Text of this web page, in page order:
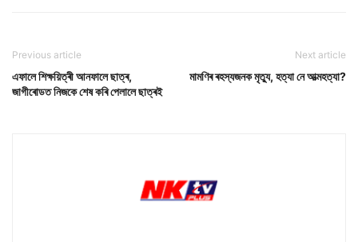
Previous article
এফালে শিক্ষয়িত্ৰী আনফালে ছাত্ৰ,
জাগীৰোডত নিজকে শেষ কৰি পেলালে ছাত্ৰই
Next article
মামণিৰ ৰহস্যজনক মৃত্যু, হত্যা নে আত্মহত্যা?